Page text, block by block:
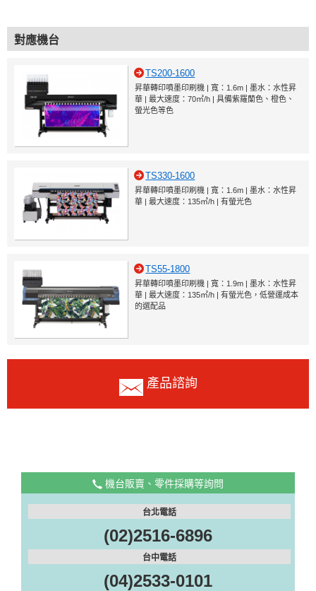
對應機台
TS200-1600
昇華轉印噴墨印刷機 | 寬：1.6m | 墨水：水性昇
華 | 最大速度：70㎡/h | 具備紫羅蘭色、橙色、
螢光色等色
TS330-1600
昇華轉印噴墨印刷機 | 寬：1.6m | 墨水：水性昇
華 | 最大速度：135㎡/h | 有螢光色
TS55-1800
昇華轉印噴墨印刷機 | 寬：1.9m | 墨水：水性昇
華 | 最大速度：135㎡/h | 有螢光色，低營運成本
的選配品
產品諮詢
機台販賣、零件採購等詢問
台北電話
(02)2516-6896
台中電話
(04)2533-0101